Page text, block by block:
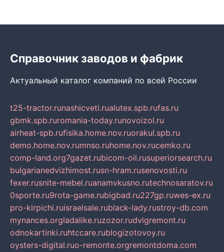
Справочник заводов и фабрик
Актуальный каталог компаний по всей России
t25-tractor.runashicveti.rualutex.spb.rufas.ru
gbmk.spb.ruromania-today.runovoizol.ru
airheat-spb.rufisika.home.nov.ruorakul.spb.ru
demo.home.nov.rumnso.ruhome.nov.rucemko.ru
comp-land.org7gazet.rubicom-oil.rusuperiorsearch.ru
bulgarianedvizhimost.rusn-hram.rusenovosti.ru
fexer.rusnite-mebel.ruanamvkusno.rutechnosaratov.ru
0sporte.ru9rota-game.rubigbad.ru227gp.ruwes-ex.ru
pro-kirpichi.ruisraelsale.rublack-lady.rustroy-db.com
mynances.orgladalike.ruzozor.rudvigremont.ru
odnokartinki.ruhtccare.rublogizotovoy.ru
oysters-digital.ruo-remonte.orgremontdoma.com